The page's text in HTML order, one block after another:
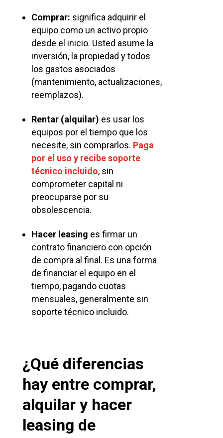
Comprar: significa adquirir el
equipo como un activo propio
desde el inicio. Usted asume la
inversión, la propiedad y todos
los gastos asociados
(mantenimiento, actualizaciones,
reemplazos).
Rentar (alquilar) es usar los
equipos por el tiempo que los
necesite, sin comprarlos. Paga
por el uso y recibe soporte
técnico incluido, sin
comprometer capital ni
preocuparse por su
obsolescencia.
Hacer leasing es firmar un
contrato financiero con opción
de compra al final. Es una forma
de financiar el equipo en el
tiempo, pagando cuotas
mensuales, generalmente sin
soporte técnico incluido.
¿Qué diferencias
hay entre comprar,
alquilar y hacer
leasing de